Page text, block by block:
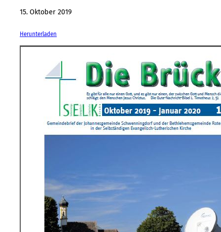
15. Oktober 2019
Herunterladen